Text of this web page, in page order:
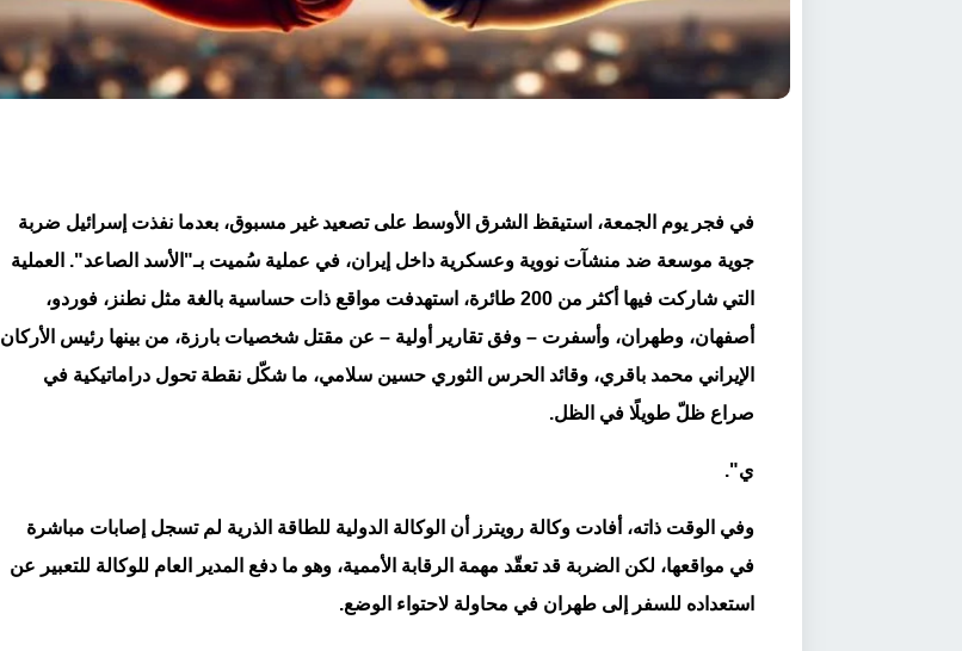
في فجر يوم الجمعة، استيقظ الشرق الأوسط على تصعيد غير مسبوق، بعدما نفذت إسرائيل ضربة
جوية موسعة ضد منشآت نووية وعسكرية داخل إيران، في عملية سُميت بـ"الأسد الصاعد". العملية
التي شاركت فيها أكثر من 200 طائرة، استهدفت مواقع ذات حساسية بالغة مثل نطنز، فوردو،
أصفهان، وطهران، وأسفرت – وفق تقارير أولية – عن مقتل شخصيات بارزة، من بينها رئيس الأركان
الإيراني محمد باقري، وقائد الحرس الثوري حسين سلامي، ما شكّل نقطة تحول دراماتيكية في
صراع ظلّ طويلًا في الظل.
ي".
وفي الوقت ذاته، أفادت وكالة رويترز أن الوكالة الدولية للطاقة الذرية لم تسجل إصابات مباشرة
في مواقعها، لكن الضربة قد تعقّد مهمة الرقابة الأممية، وهو ما دفع المدير العام للوكالة للتعبير عن
استعداده للسفر إلى طهران في محاولة لاحتواء الوضع.